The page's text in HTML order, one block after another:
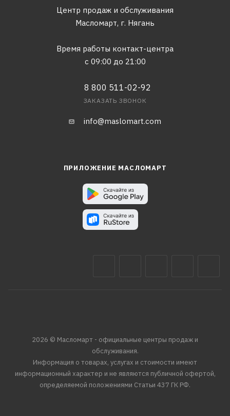
Центр продаж и обслуживания
Масломарт, г. Нягань
Время работы контакт-центра
с 09:00 до 21:00
8 800 511-02-92
ЗАКАЗАТЬ ЗВОНОК
info@maslomart.com
ПРИЛОЖЕНИЕ МАСЛОМАРТ
2026 © Масломарт - официальные центры продаж и
обслуживания.
Информация о товарах, услугах и стоимости имеют
информационный характер и не являются публичной офертой,
определяемой положениями Статьи 437 ГК РФ.